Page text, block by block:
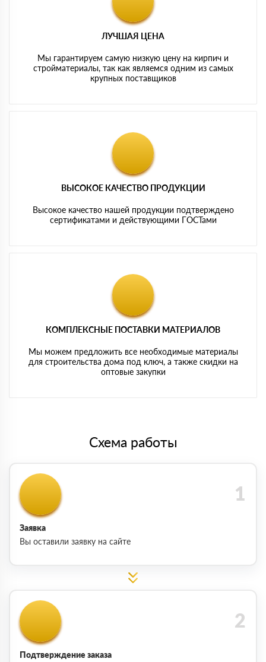
ЛУЧШАЯ ЦЕНА
Мы гарантируем самую низкую цену на кирпич и
стройматериалы, так как являемся одним из самых
крупных поставщиков
ВЫСОКОЕ КАЧЕСТВО ПРОДУКЦИИ
Высокое качество нашей продукции подтверждено
сертификатами и действующими ГОСТами
КОМПЛЕКСНЫЕ ПОСТАВКИ МАТЕРИАЛОВ
Мы можем предложить все необходимые материалы
для строительства дома под ключ, а также скидки на
оптовые закупки
Схема работы
Заявка
Вы оставили заявку на сайте
Подтверждение заказа